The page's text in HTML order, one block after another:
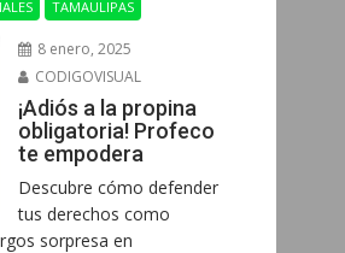
TAMAULIPAS
8 enero, 2025
CODIGOVISUAL
¡Adiós a la propina
obligatoria! Profeco
te empodera
Descubre cómo defender
tus derechos como
sorpresa en